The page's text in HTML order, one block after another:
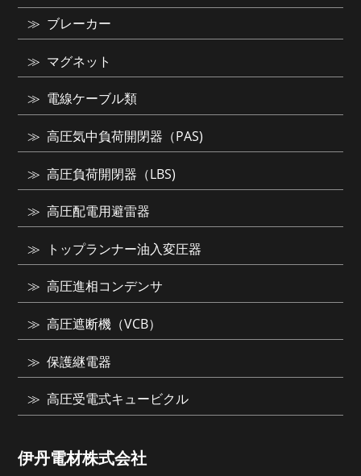
伊丹電材株式会社
ブレーカー
マグネット
電線ケーブル類
高圧気中負荷開閉器（PAS)
高圧負荷開閉器（LBS)
高圧配電用避雷器
トップランナー油入変圧器
高圧進相コンデンサ
高圧遮断機（VCB）
保護継電器
高圧受電式キュービクル